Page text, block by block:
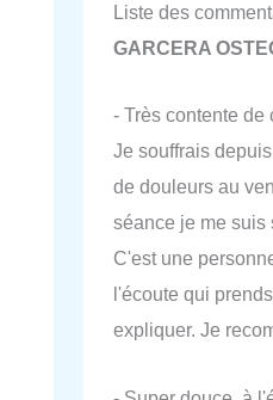
Liste des
GARCERA
- Très contente de
Je souffrais
de douleurs au
séance je me suis
C'est une
l'écoute qui
expliquer. Je